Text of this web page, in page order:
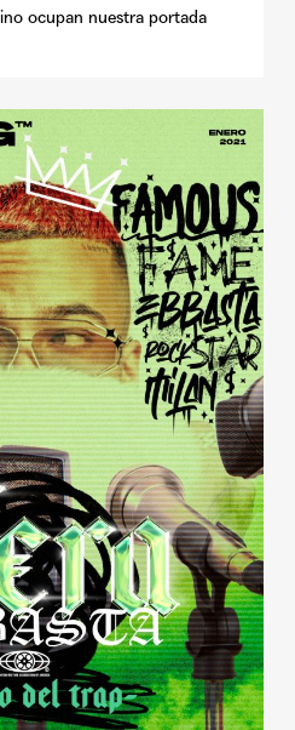
ocupan nuestra portada